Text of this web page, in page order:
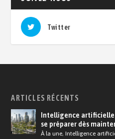
Twitter
ARTICLES RÉCENTS
Intelligence
se préparer dès
À la une,Intelligence